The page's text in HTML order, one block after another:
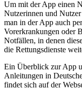
Um mit der App einen
Nutzerinnen und
man in der App auch
Vorerkrankungen oder
Notfällen, in denen
die Rettungsdienste
Ein Überblick zur App
Anleitungen in
findet sich auf der